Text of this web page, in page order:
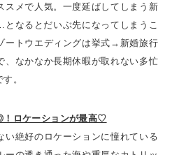
スメで人気。一度延ばしてしまう新
なるとだいぶ先になってしまうこ
ートウエディングは挙式→新婚旅行
、なかなか長期休暇が取れない多忙
。
ロケーションが最高♡
い絶好のロケーションに憧れている